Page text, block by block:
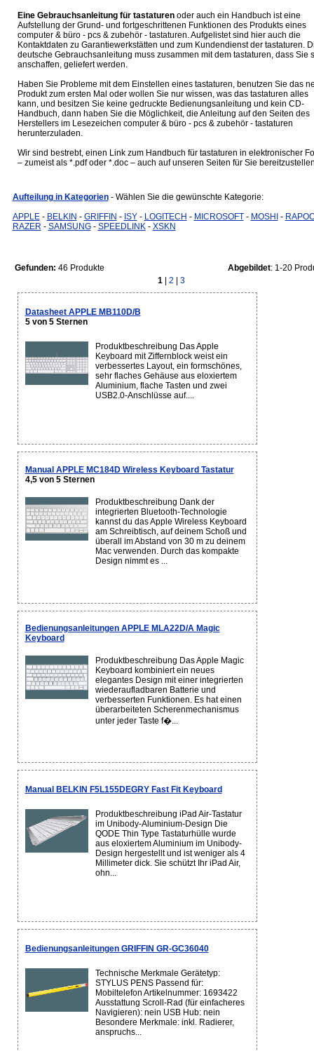
Eine Gebrauchsanleitung für tastaturenoder auch ein Handbuch ist eine
Aufstellung der Grund- und fortgeschrittenen Funktionen des Produkts eines
computer & büro - pcs & zubehör - tastaturen. Aufgelistet sind hier auch die
Kontaktdaten zu Garantiewerkstätten und zum Kundendienst der tastaturen.
deutsche Gebrauchsanleitung muss zusammen mit dem tastaturen, dass Sie
anschaffen, geliefert werden.
Haben Sie Probleme mit dem Einstellen eines tastaturen, benutzen Sie das
Produkt zum ersten Mal oder wollen Sie nur wissen, was das tastaturen alles
kann, und besitzen Sie keine gedruckte Bedienungsanleitung und kein CD-
Handbuch, dann haben Sie die Möglichkeit, die Anleitung auf den Seiten des
Herstellers im Lesezeichen computer & büro - pcs & zubehör - tastaturen
herunterzuladen.
Wir sind bestrebt, einen Link zum Handbuch für tastaturen in elektronischer
– zumeist als *.pdf oder *.doc – auch auf unseren Seiten für Sie
Aufteilung in Kategorien - Wählen Sie die gewünschte Kategorie:
APPLE- BELKIN - GRIFFIN - ISY- LOGITECH - MICROSOFT- MOSHI -
RAZER - SAMSUNG- SPEEDLINK- XSKN
Gefunden: 46 Produkte Abgebildet: 1-20
1
2 3
Datasheet APPLE MB110D/B
5 von 5 Sternen
Produktbeschreibung Das Apple
Keyboard mit Ziffernblock weist ein
verbessertes Layout, ein formschönes,
sehr flaches Gehäuse aus eloxiertem
Aluminium, flache Tasten und zwei
USB2.0-Anschlüsse auf....
Manual APPLE MC184D Wireless Keyboard Tastatur
4,5 von 5 Sternen
Produktbeschreibung Dank der
integrierten Bluetooth-Technologie
kannst du das Apple Wireless Keyboard
am Schreibtisch, auf deinem Schoß und
überall im Abstand von 30 m zu deinem
Mac verwenden. Durch das kompakte
Design nimmt es ...
Bedienungsanleitungen APPLE MLA22D/A Magic
Keyboard
Produktbeschreibung Das Apple Magic
Keyboard kombiniert ein neues
elegantes Design mit einer integrierten
wiederaufladbaren Batterie und
verbesserten Funktionen. Es hat einen
überarbeiteten Scherenmechanismus
unter jeder Taste f�...
Manual BELKIN F5L155DEGRY Fast Fit Keyboard
Produktbeschreibung iPad Air-Tastatur
im Unibody-Aluminium-Design Die
QODE Thin Type Tastaturhülle wurde
aus eloxiertem Aluminium im Unibody-
Design hergestellt und ist weniger als 4
Millimeter dick. Sie schützt Ihr iPad Air,
ohn...
Bedienungsanleitungen GRIFFIN GR-GC36040
Technische Merkmale Gerätetyp:
STYLUS PENS Passend für:
Mobiltelefon Artikelnummer: 1693422
Ausstattung Scroll-Rad (für einfacheres
Navigieren): nein USB Hub: nein
Besondere Merkmale: inkl. Radierer,
anspruchs...